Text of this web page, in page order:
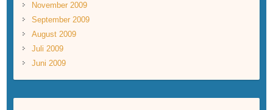
November 2009
September 2009
August 2009
Juli 2009
Juni 2009